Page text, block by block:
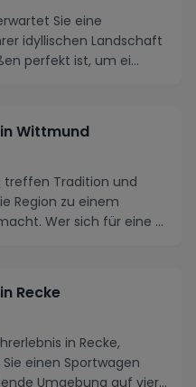
Sie eine
idyllischen Landschaft
perfekt ist, um ei...
Wittmund
treffen Tradition und
Region zu einem
Wer sich für eine ...
Recke
in Recke,
einen Sportwagen
Umgebung auf vier